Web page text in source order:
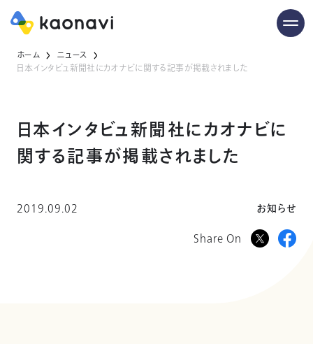
ホーム
ニュース
日本インタビュ新聞社にカオナビに関する記事が掲載されました
日本インタビュ新聞社にカオナビに
関する記事が掲載されました
2019.09.02 お知らせ
Share On